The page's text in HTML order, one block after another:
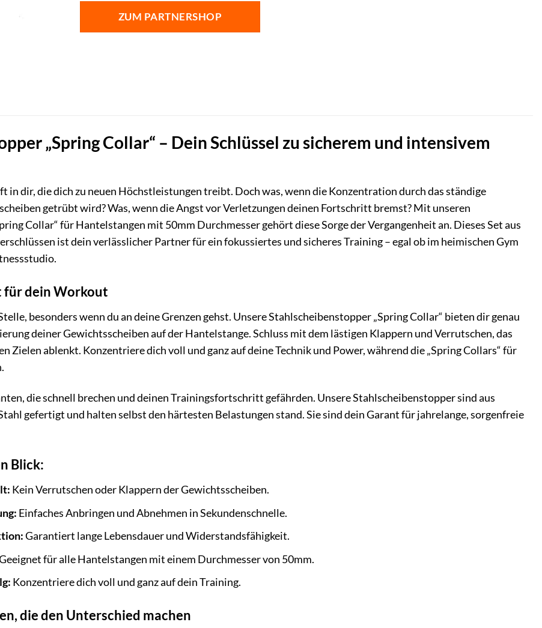
ZUM PARTNERSHOP
„Spring Collar“ – Dein Schlüssel zu sicherem und intensivem
in dir, die dich zu neuen Höchstleistungen treibt. Doch was, wenn die Konzentration durch das ständige
getrübt wird? Was, wenn die Angst vor Verletzungen deinen Fortschritt bremst? Mit unseren
Collar“ für Hantelstangen mit 50mm Durchmesser gehört diese Sorge der Vergangenheit an. Dieses Set aus
ist dein verlässlicher Partner für ein fokussiertes und sicheres Training – egal ob im heimischen Gym
für dein Workout
besonders wenn du an deine Grenzen gehst. Unsere Stahlscheibenstopper „Spring Collar“ bieten dir genau
deiner Gewichtsscheiben auf der Hantelstange. Schluss mit dem lästigen Klappern und Verrutschen, das
Zielen ablenkt. Konzentriere dich voll und ganz auf deine Technik und Power, während die „Spring Collars“ für
die schnell brechen und deinen Trainingsfortschritt gefährden. Unsere Stahlscheibenstopper sind aus
gefertigt und halten selbst den härtesten Belastungen stand. Sie sind dein Garant für jahrelange, sorgenfreie
Blick:
Kein Verrutschen oder Klappern der Gewichtsscheiben.
Einfaches Anbringen und Abnehmen in Sekundenschnelle.
Garantiert lange Lebensdauer und Widerstandsfähigkeit.
für alle Hantelstangen mit einem Durchmesser von 50mm.
Konzentriere dich voll und ganz auf dein Training.
die den Unterschied machen